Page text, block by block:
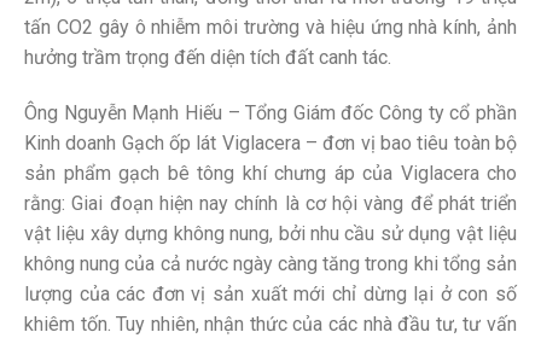
tấn CO2 gây ô nhiễm môi trường và hiệu ứng nhà kính, ảnh
hưởng trầm trọng đến diện tích đất canh tác.
Ông Nguyễn Mạnh Hiếu – Tổng Giám đốc Công ty cổ phần
Kinh doanh Gạch ốp lát Viglacera – đơn vị bao tiêu toàn bộ
sản phẩm gạch bê tông khí chưng áp của Viglacera cho
rằng: Giai đoạn hiện nay chính là cơ hội vàng để phát triển
vật liệu xây dựng không nung, bởi nhu cầu sử dụng vật liệu
không nung của cả nước ngày càng tăng trong khi tổng sản
lượng của các đơn vị sản xuất mới chỉ dừng lại ở con số
khiêm tốn. Tuy nhiên, nhận thức của các nhà đầu tư, tư vấn